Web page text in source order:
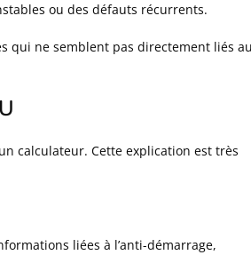
ou des défauts récurrents.
qui ne semblent pas directement liés
calculateur. Cette explication est très
liées à l’anti-démarrage,